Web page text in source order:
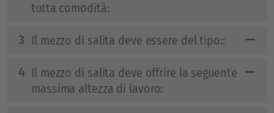
tutta comodità:
Il mezzo di salita deve essere del tipo::
Il mezzo di salita deve offrire la seguente
massima altezza di lavoro: